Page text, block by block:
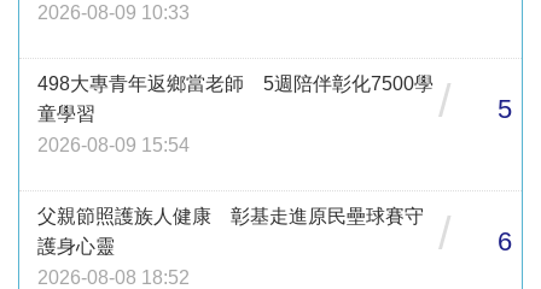
2026-08-09 10:33
498大專青年返鄉當老師 5週陪伴彰化7500學
童學習
2026-08-09 15:54
/ 5
父親節照護族人健康 彰基走進原民壘球賽守
護身心靈
2026-08-08 18:52
/ 6